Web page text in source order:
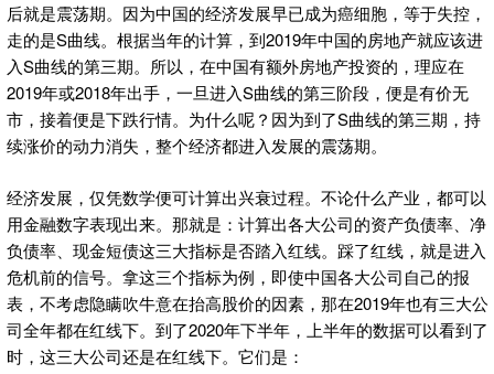
后就是震荡期。因为中国的经济发展早已成为癌细胞，等于失控，
走的是S曲线。根据当年的计算，到2019年中国的房地产就应该进
入S曲线的第三期。所以，在中国有额外房地产投资的，理应在
2019年或2018年出手，一旦进入S曲线的第三阶段，便是有价无
市，接着便是下跌行情。为什么呢？因为到了S曲线的第三期，持
续涨价的动力消失，整个经济都进入发展的震荡期。
经济发展，仅凭数学便可计算出兴衰过程。不论什么产业，都可以
用金融数字表现出来。那就是：计算出各大公司的资产负债率、净
负债率、现金短债这三大指标是否踏入红线。踩了红线，就是进入
危机前的信号。拿这三个指标为例，即使中国各大公司自己的报
表，不考虑隐瞒吹牛意在抬高股价的因素，那在2019年也有三大公
司全年都在红线下。到了2020年下半年，上半年的数据可以看到了
时，这三大公司还是在红线下。它们是：